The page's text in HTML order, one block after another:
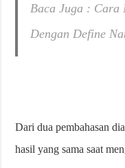
Baca Juga : Cara
Dengan Define
Dari dua pembahasan
hasil yang sama saat